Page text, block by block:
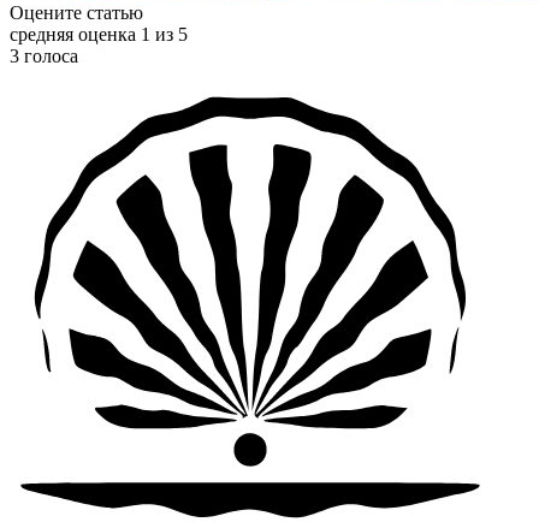
Оцените статью
средняя оценка 1 из 5
3 голоса